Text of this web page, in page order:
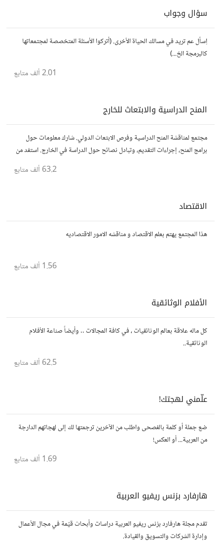
سؤال وجواب
اِسأل عم تريد في مسالك الحياة الأخرى. (أتركوا الأسئلة المتخصصة لمجتمعاتها
كالبرمجة الخ...)
2.01 ألف متابع
المنح الدراسية والابتعاث للخارج
مجتمع لمناقشة المنح الدراسية وفرص الابتعاث الدولي. شارك معلومات حول
برامج المنح، إجراءات التقديم، وتبادل نصائح حول الدراسة في الخارج. استفد من
63.2 ألف متابع
الاقتصاد
هذا المجتمع يهتم بعلم الاقتصاد و مناقشه الامور الاقتصاديه
1.56 ألف متابع
الأفلام الوثائقية
كل ماله علاقة بعالم الوثائقيات ، في كافة المجالات .. وأيضاً صناعة الأفلام
الوثائقية..
62.5 ألف متابع
علّمني لهجتك!
ضع جملة أو كلمة بالفصحى واطلب من الآخرين ترجمتها لك إلى لهجاتهم الدارجة
من العربية... أو العكس!
1.69 ألف متابع
هارفارد بزنس ريفيو العربية
تقدم مجلة هارفارد بزنس ريفيو العربية دراسات وأبحاث قيّمة في مجال الأعمال
وإدارة الشركات والتسويق والقيادة.